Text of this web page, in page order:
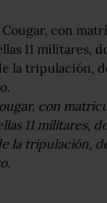
con
11 militares,
la tripulación,